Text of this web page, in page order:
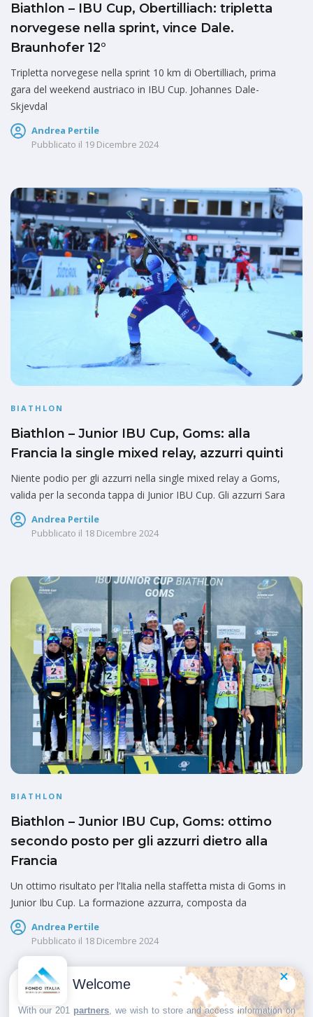
Biathlon – IBU Cup, Obertilliach: tripletta
norvegese nella sprint, vince Dale.
Braunhofer 12°
Tripletta norvegese nella sprint 10 km di Obertilliach, prima
gara del weekend austriaco in IBU Cup. Johannes Dale-
Skjevdal
Andrea Pertile
Pubblicato il 19 Dicembre 2024
BIATHLON
Biathlon – Junior IBU Cup, Goms: alla
Francia la single mixed relay, azzurri quinti
Niente podio per gli azzurri nella single mixed relay a Goms,
valida per la seconda tappa di Junior IBU Cup. Gli azzurri Sara
Andrea Pertile
Pubblicato il 18 Dicembre 2024
BIATHLON
Biathlon – Junior IBU Cup, Goms: ottimo
secondo posto per gli azzurri dietro alla
Francia
Un ottimo risultato per l’Italia nella staffetta mista di Goms in
Junior Ibu Cup. La formazione azzurra, composta da
Andrea Pertile
Pubblicato il 18 Dicembre 2024
3 4
Welcome
With our 201 partners , we wish to store and access information on